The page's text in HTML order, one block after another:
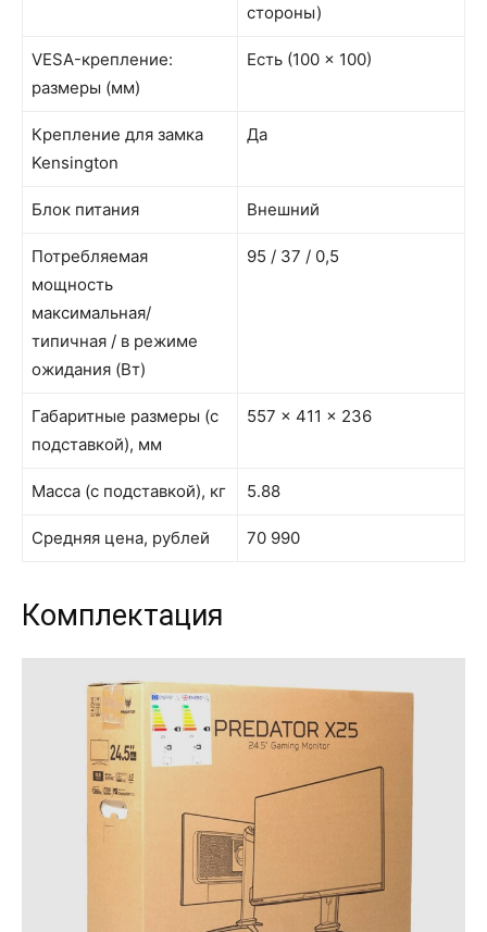
стороны)
VESA-крепление:
размеры (мм)
Есть (100 × 100)
Крепление для замка
Kensington
Да
Блок питания Внешний
Потребляемая
мощность
максимальная/
типичная / в режиме
ожидания (Вт)
95 / 37 / 0,5
Габаритные размеры (с
подставкой), мм
557 × 411 × 236
Масса (с подставкой), кг 5.88
Средняя цена, рублей 70 990
Комплектация